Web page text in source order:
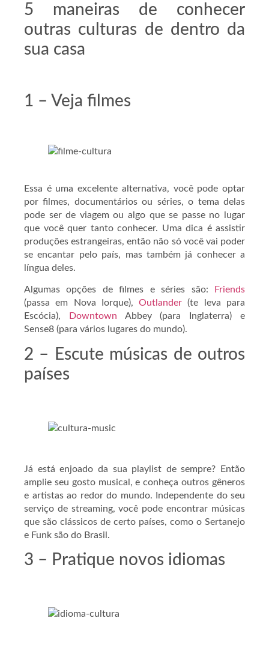
5 maneiras de conhecer
outras culturas de dentro da
sua casa
1 – Veja filmes
Essa é uma excelente alternativa, você pode optar
por filmes, documentários ou séries, o tema delas
pode ser de viagem ou algo que se passe no lugar
que você quer tanto conhecer. Uma dica é assistir
produções estrangeiras, então não só você vai poder
se encantar pelo país, mas também já conhecer a
língua deles.
Algumas opções de filmes e séries são:
Friends
(passa em Nova Iorque), Outlander (te leva para
Escócia),
Downtown Abbey (para Inglaterra) e
Sense8 (para vários lugares do mundo).
2 – Escute músicas de outros
países
Já está enjoado da sua playlist de sempre? Então
amplie seu gosto musical, e conheça outros gêneros
e artistas ao redor do mundo. Independente do seu
serviço de streaming, você pode encontrar músicas
que são clássicos de certo países, como o Sertanejo
e Funk são do Brasil.
3 – Pratique novos idiomas